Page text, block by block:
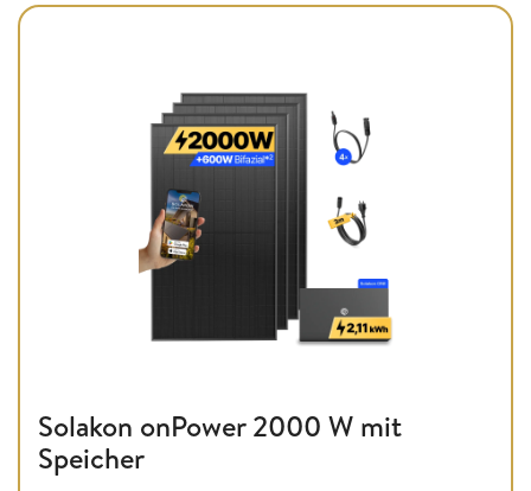
Solakon onPower 2000 W mit
Speicher